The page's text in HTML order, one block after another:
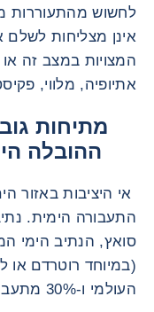
לחשוש מהתעוררות
אינן מצליחות לשלם
המצויות במצב זה
אתיופיה, מלווי,
מתיחות
ההובלה
אי היציבות באזור
התעבורה הימית.
סואץ, הנתיב הימי
העולמי ו-30% מתעבורת הקונטיינרים עוברים בה.